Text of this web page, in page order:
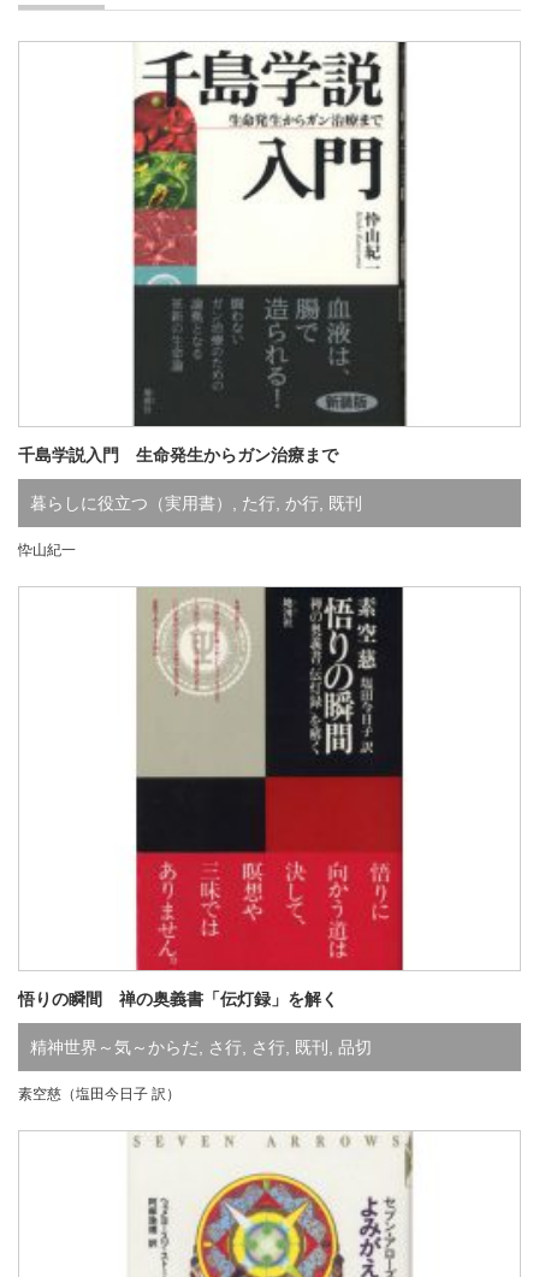
千島学説入門 生命発生からガン治療まで
暮らしに役立つ（実用書） た行 か行 既刊
忰山紀一
悟りの瞬間 禅の奥義書「伝灯録」を解く
精神世界～気～からだ, さ行, さ行, 既刊 , 品切
素空慈（塩田今日子 訳）